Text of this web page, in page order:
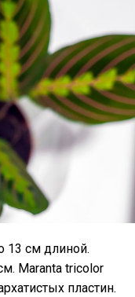
13 см длиной.
Maranta tricolor
пластин.